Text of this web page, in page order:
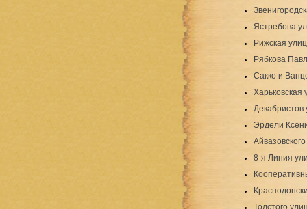
Ястребова
Рижская
Рябкова
Сакко и
Харьковская
Декабристов
Эрдели
8-я Линия
Толстого